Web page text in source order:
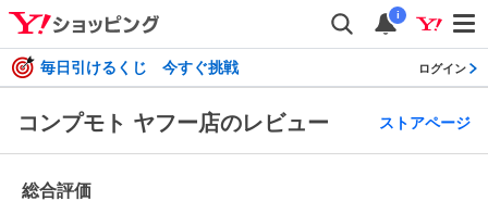
i
毎日引けるくじ 今すぐ挑戦 ログイン
コンプモト ヤフー店のレビュー ストアページ
総合評価